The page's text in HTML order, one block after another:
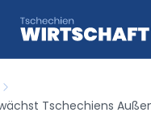
Tschechiens